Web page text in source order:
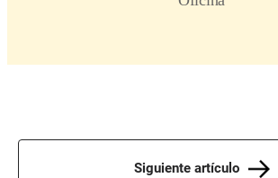
Siguiente artículo